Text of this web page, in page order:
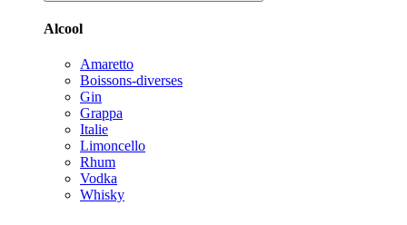
Alcool
Amaretto
Boissons-diverses
Gin
Grappa
Italie
Limoncello
Rhum
Vodka
Whisky